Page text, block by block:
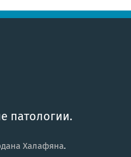
патологии.
Халафяна.